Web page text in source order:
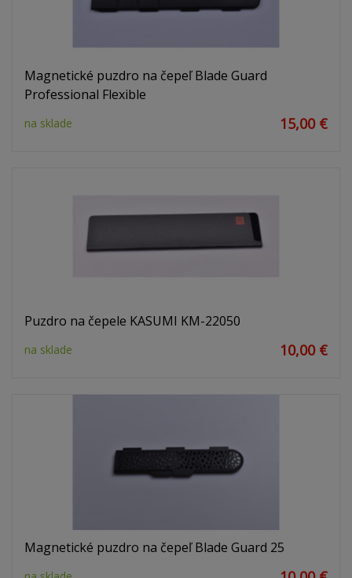
Magnetické puzdro na čepeľ Blade Guard
Professional Flexible
na sklade 15,00 €
Puzdro na čepele KASUMI KM-22050
na sklade 10,00 €
Magnetické puzdro na čepeľ Blade Guard 25